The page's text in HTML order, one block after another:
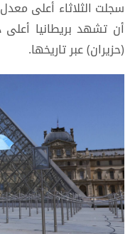
سجلت الثلاثاء أعلى
أن تشهد بريطانيا
(حزيران) عبر تاريخها.